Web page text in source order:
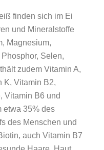
finden sich im Ei
und Mineralstoffe
Magnesium,
Selen,
zudem Vitamin A,
K, Vitamin B2,
Vitamin B6 und
etwa 35% des
des Menschen und
auch Vitamin B7